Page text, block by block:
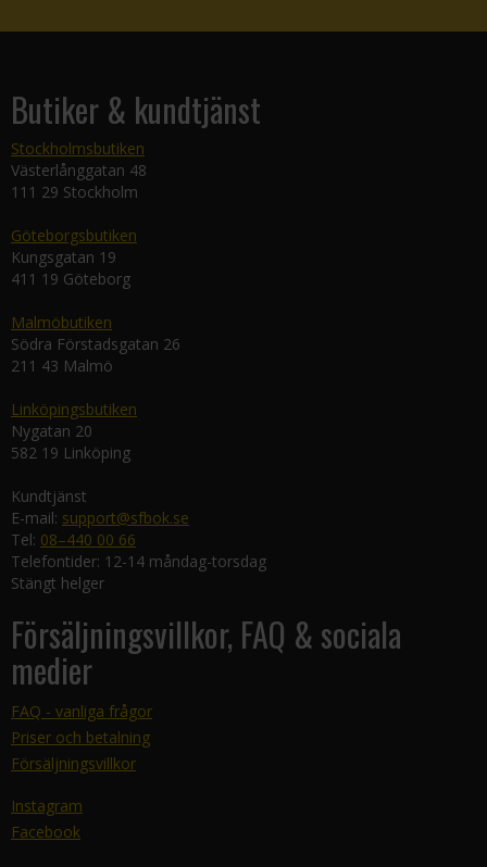
Butiker & kundtjänst
Stockholmsbutiken
Västerlånggatan 48
111 29 Stockholm
Göteborgsbutiken
Kungsgatan 19
411 19 Göteborg
Malmöbutiken
Södra Förstadsgatan 26
211 43 Malmö
Linköpingsbutiken
Nygatan 20
582 19 Linköping
Kundtjänst
E-mail: support@sfbok.se
Tel: 08–440 00 66
Telefontider: 12-14 måndag-torsdag
Stängt helger
Försäljningsvillkor, FAQ & sociala
medier
FAQ - vanliga frågor
Priser och betalning
Försäljningsvillkor
Instagram
Facebook